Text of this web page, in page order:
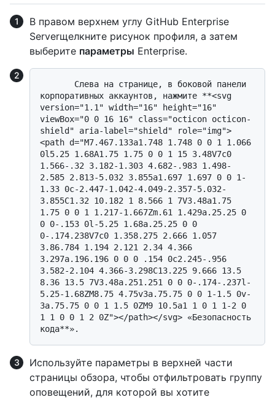
В правом верхнем углу GitHub Enterprise
Serverщелкните рисунок профиля, а затем
выберите параметры Enterprise.
корпоративных аккаунтов, нажмите **<svg
version="1.1" width="16" height="16"
viewBox="0 0 16 16" class="octicon octicon-
shield" aria-label="shield" role="img">
<path d="M7.467.133a1.748 1.748 0 0 1 1.066
0l5.25 1.68A1.75 1.75 0 0 1 15 3.48V7c0
1.566-.32 3.182-1.303 4.682-.983 1.498-
2.585 2.813-5.032 3.855a1.697 1.697 0 0 1-
1.33 0c-2.447-1.042-4.049-2.357-5.032-
3.855C1.32 10.182 1 8.566 1 7V3.48a1.75
1.75 0 0 1 1.217-1.667Zm.61 1.429a.25.25 0
0 0-.153 0l-5.25 1.68a.25.25 0 0
0-.174.238V7c0 1.358.275 2.666 1.057
3.86.784 1.194 2.121 2.34 4.366
3.297a.196.196 0 0 0 .154 0c2.245-.956
3.582-2.104 4.366-3.298C13.225 9.666 13.5
8.36 13.5 7V3.48a.251.251 0 0 0-.174-.237l-
5.25-1.68ZM8.75 4.75v3a.75.75 0 0 1-1.5 0v-
3a.75.75 0 0 1 1.5 0ZM9 10.5a1 1 0 1 1-2 0
1 1 0 0 1 2 0Z"></path></svg> «Безопасность
Используйте параметры в верхней части
страницы обзора, чтобы отфильтровать группу
оповещений, для которой вы хотите